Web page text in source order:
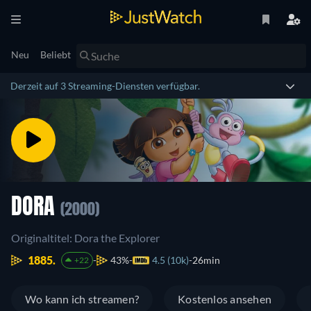
Neu Beliebt
Derzeit auf 3 Streaming-Diensten verfügbar.
DORA (2000)
Originaltitel: Dora the Explorer
1885.
+22 43% 4.5 (10k) 26min
Wo kann ich streamen? Kostenlos ansehen